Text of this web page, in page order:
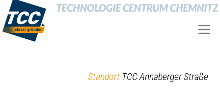
Standort TCC Annaberger Straße